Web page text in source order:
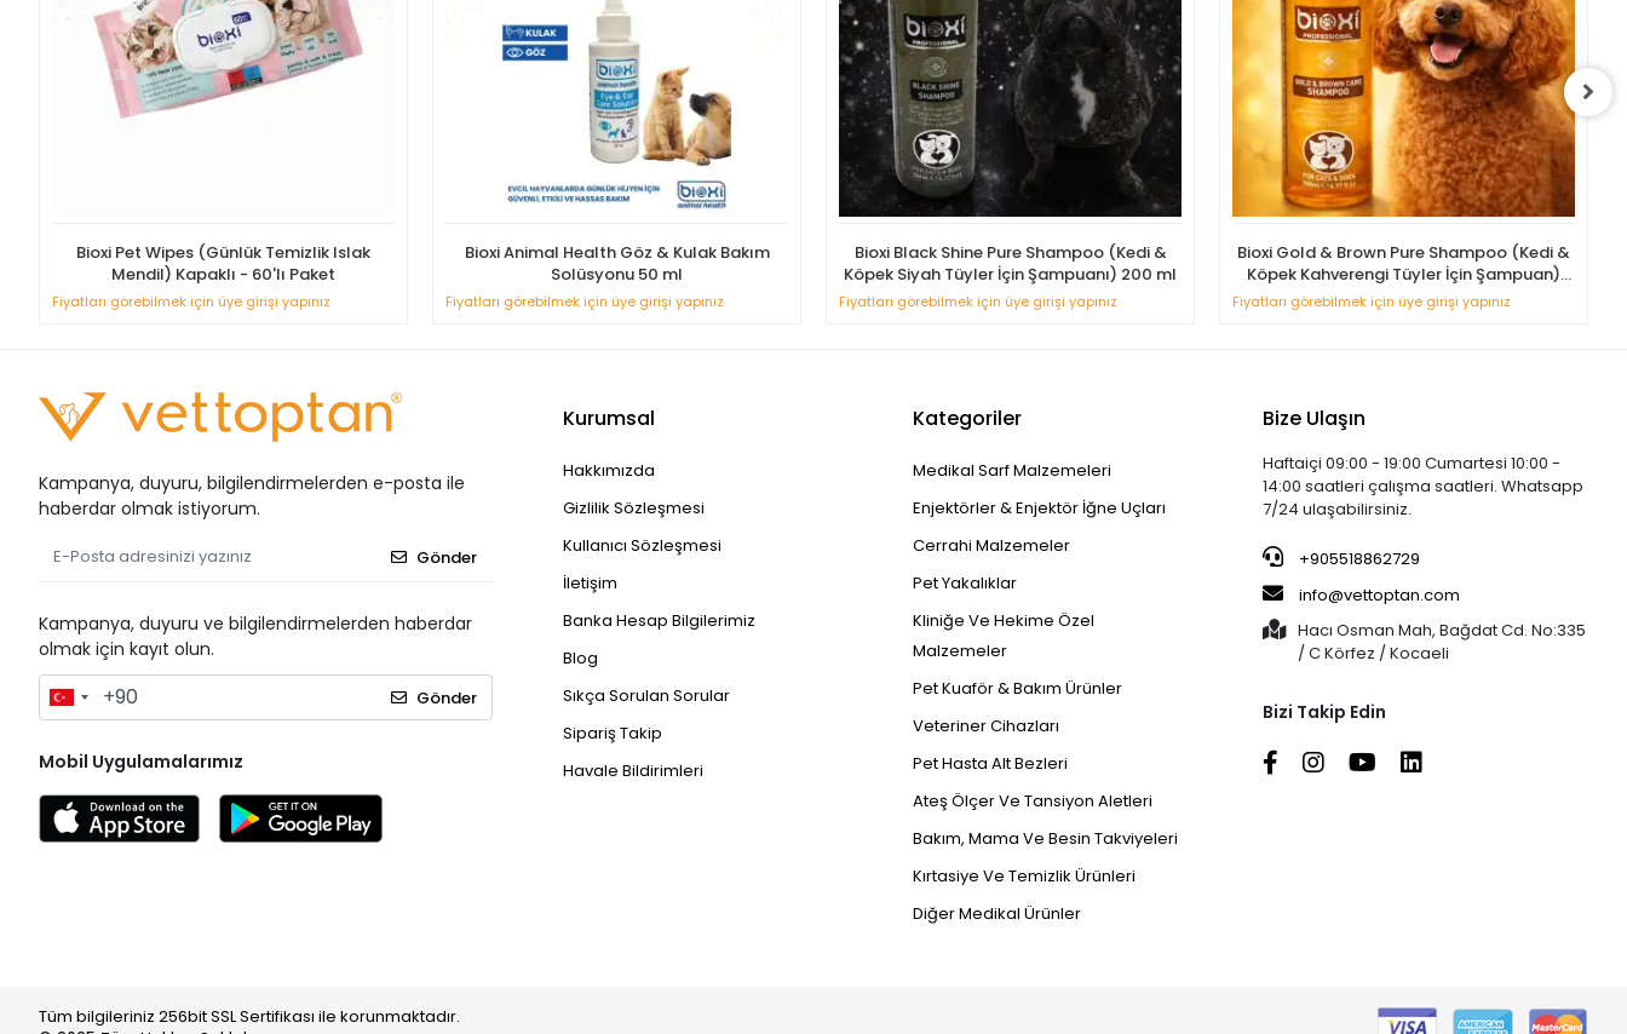
Bioxi Pet Wipes (Günlük Temizlik Islak
Mendil) Kapaklı - 60'lı Paket
Fiyatları görebilmek için üye girişi yapınız
Bioxi Animal Health Göz & Kulak Bakım
Solüsyonu 50 ml
Fiyatları görebilmek için üye girişi yapınız
Bioxi Black Shine Pure Shampoo (Kedi &
Köpek Siyah Tüyler İçin Şampuanı) 200 ml
Fiyatları görebilmek için üye girişi yapınız
Bioxi Gold & Brown Pure Shampoo (Kedi &
Köpek Kahverengi Tüyler İçin Şampuan)
200 ml
Fiyatları görebilmek için üye girişi yapınız
Kampanya, duyuru, bilgilendirmelerden e-posta ile
haberdar olmak istiyorum.
Gönder
Kampanya, duyuru ve bilgilendirmelerden haberdar
olmak için kayıt olun.
Gönder
Mobil Uygulamalarımız
Kurumsal
Hakkımızda
Gizlilik Sözleşmesi
Kullanıcı Sözleşmesi
İletişim
Banka Hesap Bilgilerimiz
Blog
Sıkça Sorulan Sorular
Sipariş Takip
Havale Bildirimleri
Kategoriler
Medikal Sarf Malzemeleri
Enjektörler & Enjektör İğne Uçları
Cerrahi Malzemeler
Pet Yakalıklar
Kliniğe Ve Hekime Özel
Malzemeler
Pet Kuaför & Bakım Ürünler
Veteriner Cihazları
Pet Hasta Alt Bezleri
Ateş Ölçer Ve Tansiyon Aletleri
Bakım, Mama Ve Besin Takviyeleri
Kırtasiye Ve Temizlik Ürünleri
Diğer Medikal Ürünler
Bize Ulaşın
Haftaiçi 09:00 - 19:00 Cumartesi 10:00 -
14:00 saatleri çalışma saatleri. Whatsapp
7/24 ulaşabilirsiniz.
+905518862729
info@vettoptan.com
Hacı Osman Mah, Bağdat Cd. No:335
/ C Körfez / Kocaeli
Bizi Takip Edin
Tüm bilgileriniz 256bit SSL Sertifikası ile korunmaktadır.